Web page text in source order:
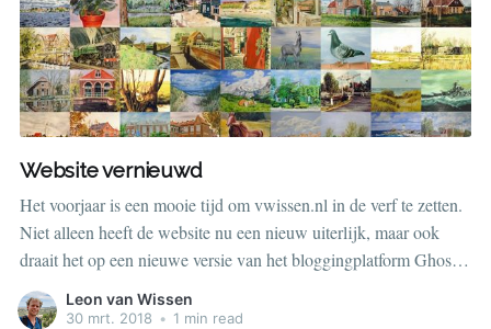
Website vernieuwd
Het voorjaar is een mooie tijd om vwissen.nl in de verf te zetten.
Niet alleen heeft de website nu een nieuw uiterlijk, maar ook
draait het op een nieuwe versie van het bloggingplatform Ghost.
Heel veel flexibeler wordt het er niet mee, maar alles is beter dan
een logge
Leon van Wissen
30 mrt. 2018 • 1 min read